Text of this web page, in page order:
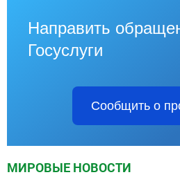
Направить
Госуслуги
Сообщить о
МИРОВЫЕ НОВОСТИ